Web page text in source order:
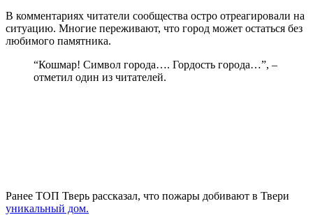
В комментариях читатели сообщества остро отреагировали на
ситуацию. Многие переживают, что город может остаться без
любимого памятника.
“Кошмар! Символ города…. Гордость города…”, –
отметил один из читателей.
Ранее ТОП Тверь рассказал, что пожары добивают в Твери
уникальный дом.